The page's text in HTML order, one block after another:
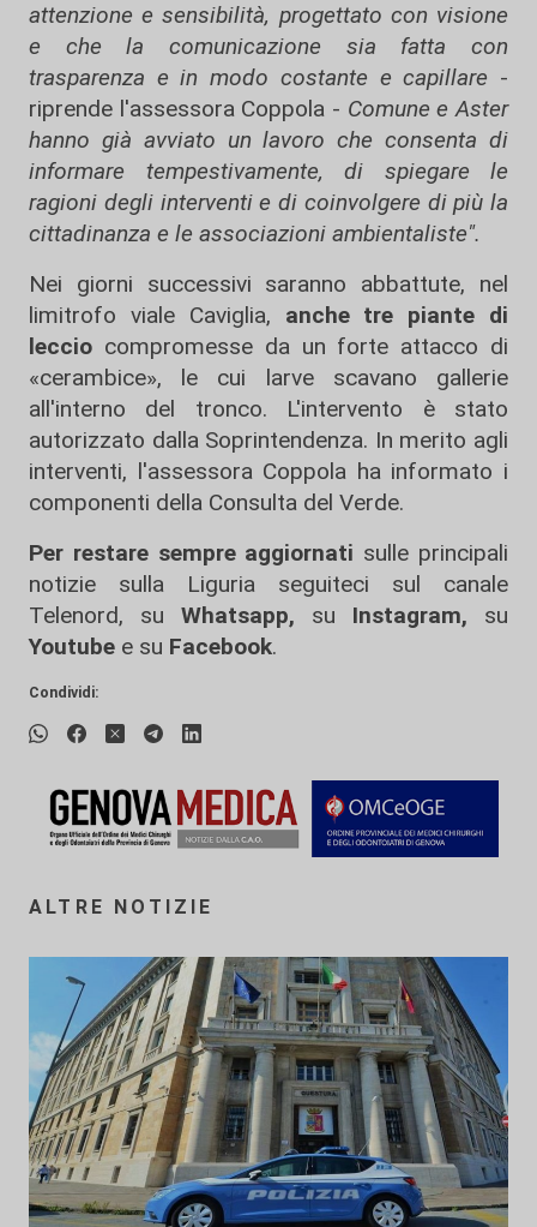
attenzione e sensibilità, progettato con visione
e che la comunicazione sia fatta con
trasparenza e in modo costante e capillare -
riprende l'assessora Coppola - Comune e Aster
hanno già avviato un lavoro che consenta di
informare tempestivamente, di spiegare le
ragioni degli interventi e di coinvolgere di più la
cittadinanza e le associazioni ambientaliste".
Nei giorni successivi saranno abbattute, nel
limitrofo viale Caviglia, anche tre piante di
leccio compromesse da un forte attacco di
«cerambice», le cui larve scavano gallerie
all'interno del tronco. L'intervento è stato
autorizzato dalla Soprintendenza. In merito agli
interventi, l'assessora Coppola ha informato i
componenti della Consulta del Verde.
Per restare sempre aggiornati sulle principali
notizie sulla Liguria seguiteci sul canale
Telenord, su
Whatsapp, su Instagram, su
Youtube e su Facebook.
Condividi:
ALTRE NOTIZIE